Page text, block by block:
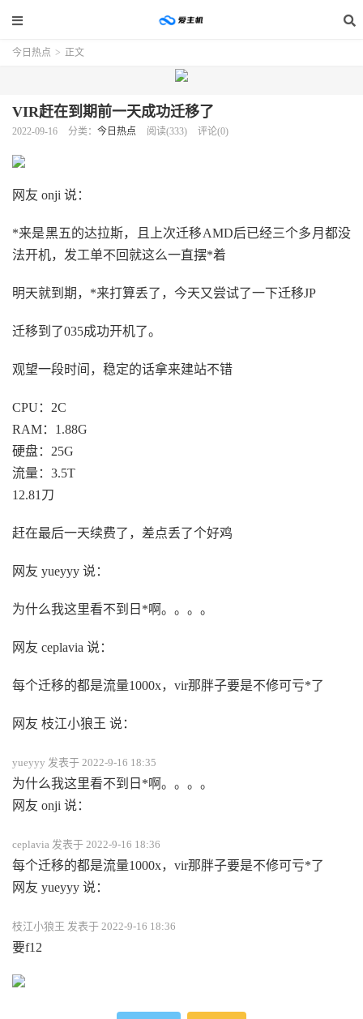
今日热点 > 正文
VIR赶在到期前一天成功迁移了
2022-09-16 分类： 今日热点 阅读(333) 评论(0)
网友 onji 说：
*来是黑五的达拉斯，且上次迁移AMD后已经三个多月都没
法开机，发工单不回就这么一直摆*着
明天就到期，*来打算丢了，今天又尝试了一下迁移JP
迁移到了035成功开机了。
观望一段时间，稳定的话拿来建站不错
CPU：2C
RAM：1.88G
硬盘：25G
流量：3.5T
12.81刀
赶在最后一天续费了，差点丢了个好鸡
网友 yueyyy 说：
为什么我这里看不到日*啊。。。。
网友 ceplavia 说：
每个迁移的都是流量1000x，vir那胖子要是不修可亏*了
网友 枝江小狼王 说：
yueyyy 发表于 2022-9-16 18:35
为什么我这里看不到日*啊。。。。
网友 onji 说：
ceplavia 发表于 2022-9-16 18:36
每个迁移的都是流量1000x，vir那胖子要是不修可亏*了
网友 yueyyy 说：
枝江小狼王 发表于 2022-9-16 18:36
要f12